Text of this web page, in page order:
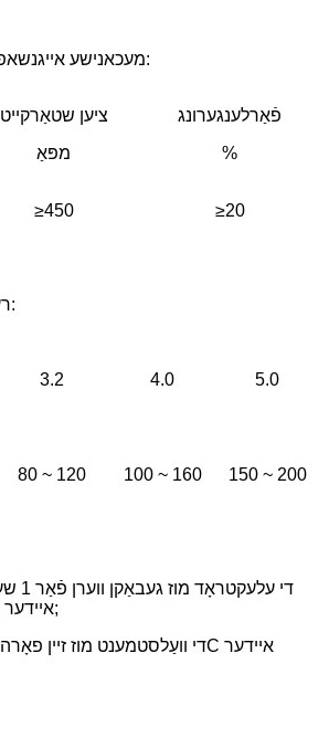
מעכאנישע אייגנשאפטן פון וועַלסט מעטאַל:
ציען שטאַרקייט
מפּאַ
פֿאַרלענגערונג
%
≥450 ≥20
רעקאָמענדירטע קראַנט:
3.2 4.0 5.0
80 ~ 120 100 ~ 160 150 ~ 200
איידער די וועַלדינג אָפּעראַציע;